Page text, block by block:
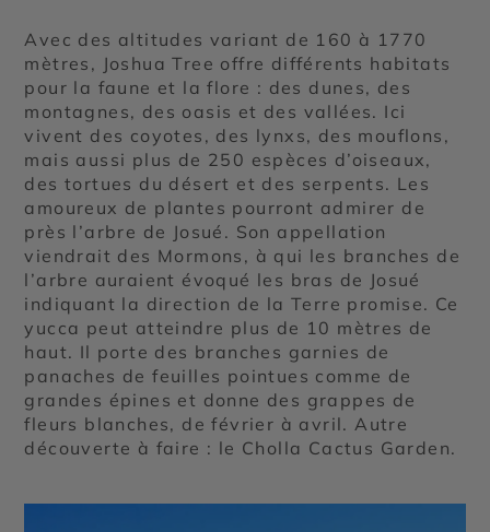
Avec des altitudes variant de 160 à 1770
mètres, Joshua Tree offre différents habitats
pour la faune et la flore : des dunes, des
montagnes, des oasis et des vallées. Ici
vivent des coyotes, des lynxs, des mouflons,
mais aussi plus de 250 espèces d’oiseaux,
des tortues du désert et des serpents. Les
amoureux de plantes pourront admirer de
près l’arbre de Josué. Son appellation
viendrait des Mormons, à qui les branches de
l’arbre auraient évoqué les bras de Josué
indiquant la direction de la Terre promise. Ce
yucca peut atteindre plus de 10 mètres de
haut. Il porte des branches garnies de
panaches de feuilles pointues comme de
grandes épines et donne des grappes de
fleurs blanches, de février à avril. Autre
découverte à faire : le Cholla Cactus Garden.